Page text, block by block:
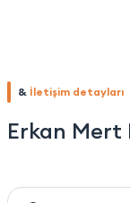
& İletişim detayları
Erkan Mert